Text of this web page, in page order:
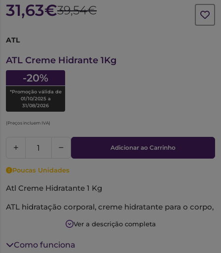
31,63€39,54€
ATL
ATL Creme Hidrante 1Kg
-20%
*Promoção válida de
01/10/2025 a
31/08/2026
(Preços incluem IVA)
Adicionar ao Carrinho
Poucas Unidades
Atl Creme Hidratante 1 Kg
ATL hidratação corporal, creme hidratante para o corpo,
emoliente e protetor da pele. Selecionadas pelas suas
propriedades suavizantes e restruturantes.
Rico em pantenol, hidrata e amacia a pele, favorecendo
Ver a descrição completa
Como funciona